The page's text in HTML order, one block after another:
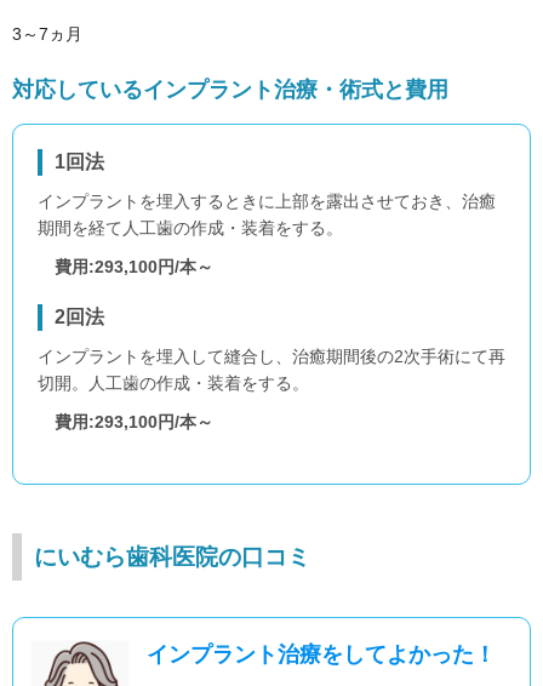
3～7ヵ月
対応しているインプラント治療・術式と費用
1回法
インプラントを埋入するときに上部を露出させておき、治癒
期間を経て人工歯の作成・装着をする。
費用:293,100円/本～
2回法
インプラントを埋入して縫合し、治癒期間後の2次手術にて再
切開。人工歯の作成・装着をする。
費用:293,100円/本～
にいむら歯科医院の口コミ
インプラント治療をしてよかった！